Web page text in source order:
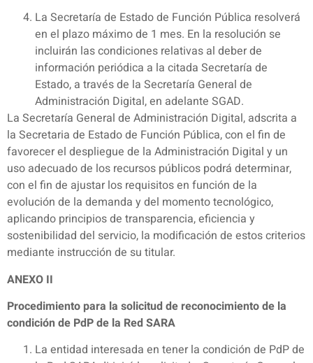
La Secretaría de Estado de Función Pública resolverá
en el plazo máximo de 1 mes. En la resolución se
incluirán las condiciones relativas al deber de
información periódica a la citada Secretaría de
Estado, a través de la Secretaría General de
Administración Digital, en adelante SGAD.
La Secretaría General de Administración Digital, adscrita a
la Secretaria de Estado de Función Pública, con el fin de
favorecer el despliegue de la Administración Digital y un
uso adecuado de los recursos públicos podrá determinar,
con el fin de ajustar los requisitos en función de la
evolución de la demanda y del momento tecnológico,
aplicando principios de transparencia, eficiencia y
sostenibilidad del servicio, la modificación de estos criterios
mediante instrucción de su titular.
ANEXO II
Procedimiento para la solicitud de reconocimiento de la
condición de PdP de la Red SARA
La entidad interesada en tener la condición de PdP de